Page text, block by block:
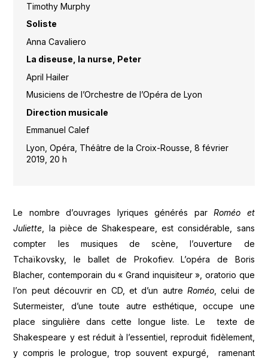
Timothy Murphy
Soliste
Anna Cavaliero
La diseuse, la nurse, Peter
April Hailer
Musiciens de l’Orchestre de l’Opéra de Lyon
Direction musicale
Emmanuel Calef
Lyon, Opéra, Théâtre de la Croix-Rousse, 8 février
2019, 20 h
Le nombre d’ouvrages lyriques générés parRoméo et
Juliette, la pièce de Shakespeare, est considérable, sans
compter les musiques de scène, l’ouverture de
Tchaïkovsky, le ballet de Prokofiev. L’opéra de Boris
Blacher, contemporain du « Grand inquisiteur », oratorio que
l’on peut découvrir en CD, et d’un autre Roméo, celui de
Sutermeister, d’une toute autre esthétique, occupe une
place singulière dans cette longue liste. Le texte de
Shakespeare y est réduit à l’essentiel, reproduit fidèlement,
y compris le prologue, trop souvent expurgé, ramenant